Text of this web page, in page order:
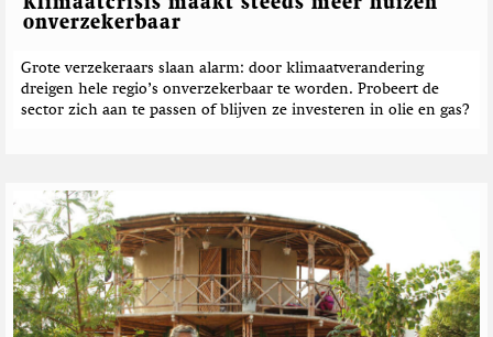
onverzekerbaar
Grote verzekeraars slaan alarm: door klimaatverandering
dreigen hele regio’s onverzekerbaar te worden. Probeert de
sector zich aan te passen of blijven ze investeren in olie en gas?